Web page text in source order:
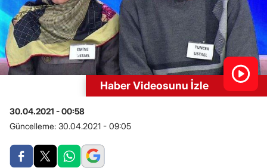
Haber Videosunu İzle
30.04.2021 - 00:58
Güncelleme: 30.04.2021 - 09:05